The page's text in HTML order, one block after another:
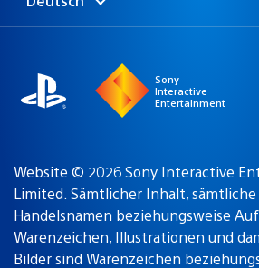
Select
a
Aktuelle
Region:
Sony
Interactive
Entertainment
Website © 2026 Sony Interactive
Limited. Sämtlicher Inhalt,
Handelsnamen beziehungsweise
Warenzeichen, Illustrationen und
Bilder sind Warenzeichen